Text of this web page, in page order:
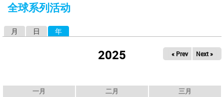
这
全球系列活动
月 日 年
2025 « Prev Next »
一月 二月 三月